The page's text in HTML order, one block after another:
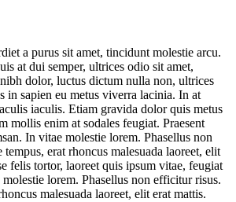
a purus sit amet, tincidunt molestie arcu.
at dui semper, ultrices odio sit amet,
dolor, luctus dictum nulla non, ultrices
in sapien eu metus viverra lacinia. In at
iaculis. Etiam gravida dolor quis metus
mollis enim at sodales feugiat. Praesent
In vitae molestie lorem. Phasellus non
erat rhoncus malesuada laoreet, elit
felis tortor, laoreet quis ipsum vitae, feugiat
lorem. Phasellus non efficitur risus.
malesuada laoreet, elit erat mattis.